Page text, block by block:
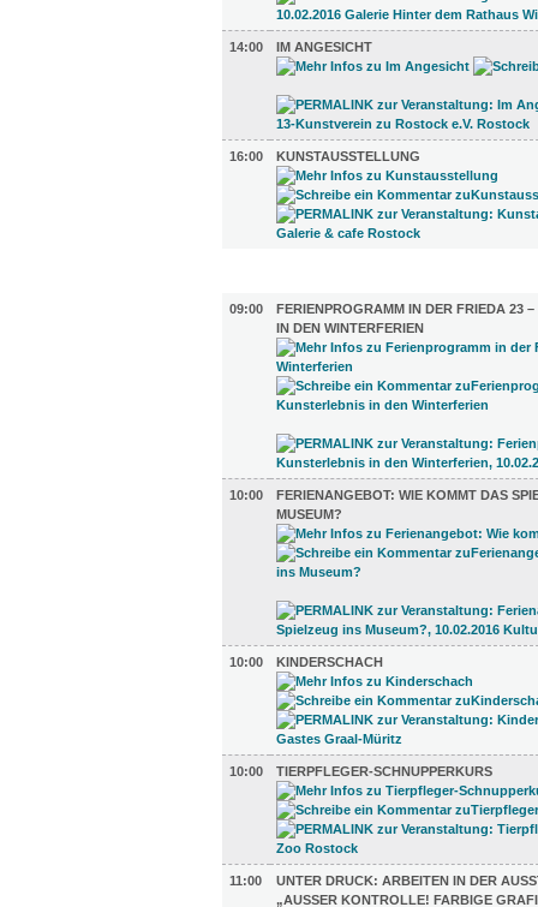
14:00 IM ANGESICHT
16:00 KUNSTAUSSTELLUNG
09:00
FERIENPROGRAMM IN DER FRIEDA 23
IN DEN WINTERFERIEN
10:00
FERIENANGEBOT: WIE KOMMT DAS
MUSEUM?
10:00 KINDERSCHACH
10:00 TIERPFLEGER-SCHNUPPERKURS
11:00
UNTER DRUCK: ARBEITEN IN DER
„AUSSER KONTROLLE! FARBIGE